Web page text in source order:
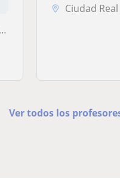
Ciudad Real
Ver todos los